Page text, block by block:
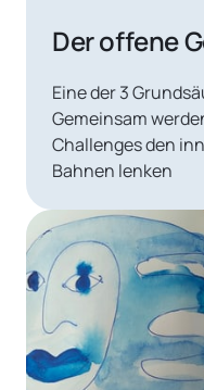
Der offene
Eine der 3
Gemeinsam
Challenges den
Bahnen lenken